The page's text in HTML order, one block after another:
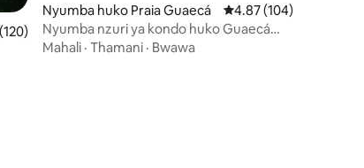
wa wastani wa 4.96 kati ya 5, tathmini 120
Nyumba huko Praia Guaecá Ukadiriaji wa wastani
4.87 (104)
Nyumba nzuri ya kondo huko Guaecá
Beach!
Mahali · Thamani · Bwawa